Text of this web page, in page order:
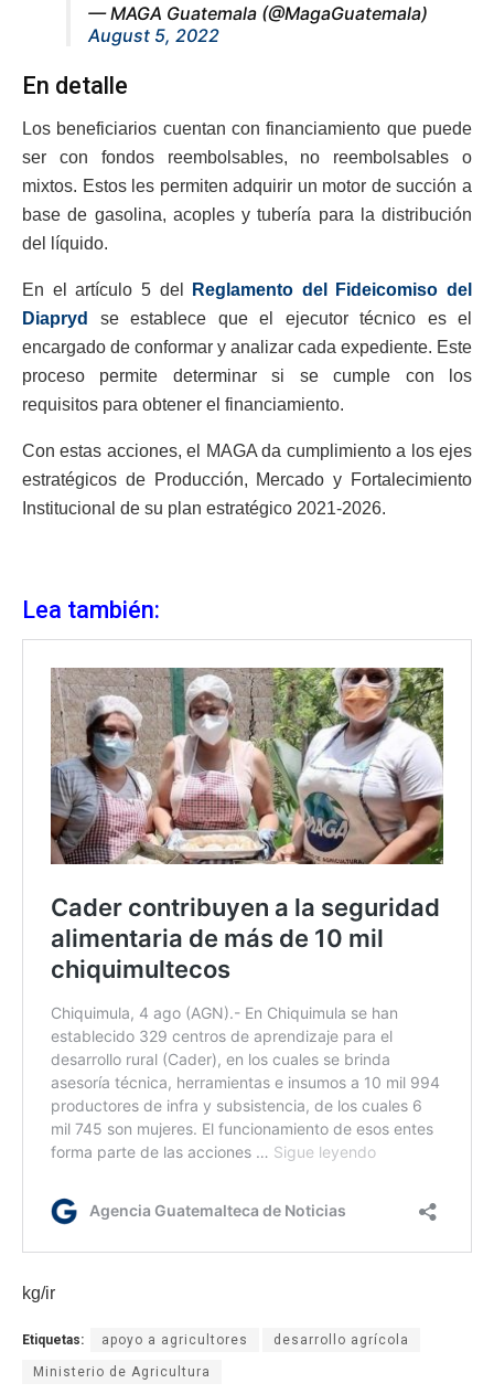
— MAGA Guatemala (@MagaGuatemala)
August 5, 2022
En detalle
Los beneficiarios cuentan con financiamiento que puede
ser con fondos reembolsables, no reembolsables o
mixtos. Estos les permiten adquirir un motor de succión a
base de gasolina, acoples y tubería para la distribución
del líquido.
En el artículo 5 del
Reglamento del Fideicomiso del
Diapryd
se establece que el ejecutor técnico es el
encargado de conformar y analizar cada expediente. Este
proceso permite determinar si se cumple con los
requisitos para obtener el financiamiento.
Con estas acciones, el MAGA da cumplimiento a los ejes
estratégicos de Producción, Mercado y Fortalecimiento
Institucional de su plan estratégico 2021-2026.
Lea también:
kg/ir
Etiquetas: apoyo a agricultores desarrollo agrícola
Ministerio de Agricultura